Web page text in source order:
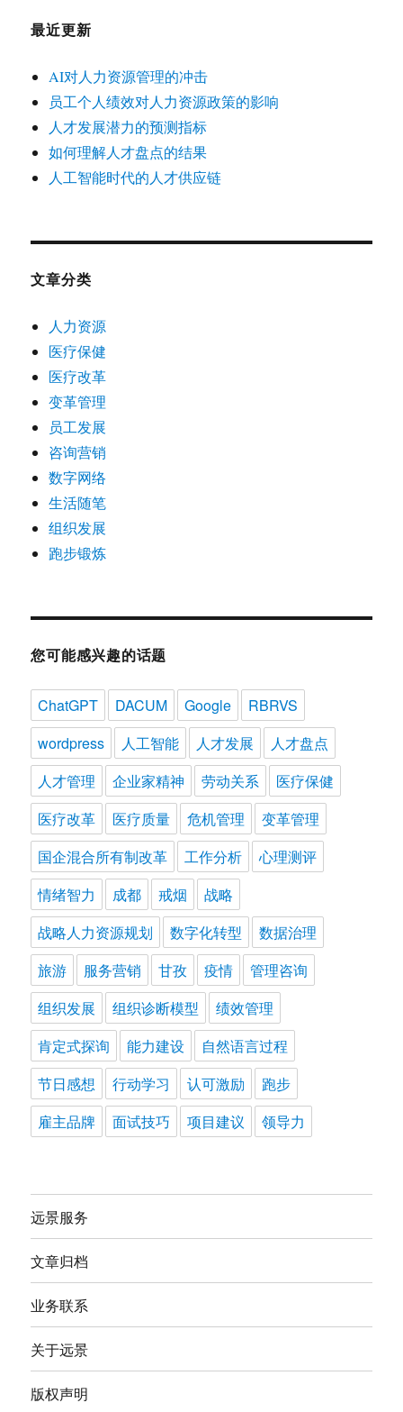
最近更新
AI对人力资源管理的冲击
员工个人绩效对人力资源政策的影响
人才发展潜力的预测指标
如何理解人才盘点的结果
人工智能时代的人才供应链
文章分类
人力资源
医疗保健
医疗改革
变革管理
员工发展
咨询营销
数字网络
生活随笔
组织发展
跑步锻炼
您可能感兴趣的话题
ChatGPT DACUM Google
RBRVS
wordpress
人工智能 人才发展
人才盘点
人才管理
企业家精神 劳动关系
医疗保健
医疗改革
医疗质量 危机管理
变革管理
国企混合所有制改革
工作分析
心理测评
情绪智力
成都 戒烟
战略
战略人力资源规划
数字化转型
数据治理
旅游
服务营销 甘孜 疫情
管理咨询
组织发展
组织诊断模型
绩效管理
肯定式探询
能力建设
自然语言过程
节日感想
行动学习 认可激励
跑步
雇主品牌
面试技巧 项目建议 领导力
远景服务
文章归档
业务联系
关于远景
版权声明